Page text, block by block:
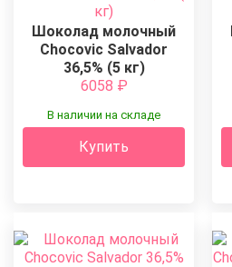
Шоколад молочный
Chocovic Salvador
36,5% (5 кг)
6058 ₽
В наличии на складе
Купить